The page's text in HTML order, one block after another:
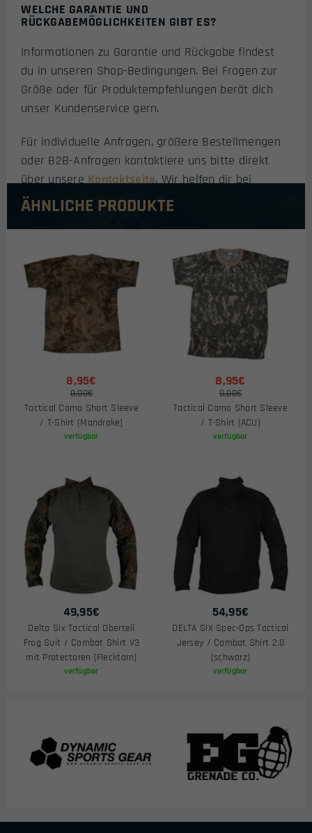
WELCHE GARANTIE UND
RÜCKGABEMÖGLICHKEITEN GIBT ES?
Informationen zu Garantie und Rückgabe findest
du in unseren Shop-Bedingungen. Bei Fragen zur
Größe oder für Produktempfehlungen berät dich
unser Kundenservice gern.
Für individuelle Anfragen, größere Bestellmengen
oder B2B-Anfragen kontaktiere uns bitte direkt
über unsereKontaktseite. Wir helfen dir bei
Größenwahl, Mengenrabatten und all deinen
ÄHNLICHE PRODUKTE
8,95€
0,00€
Tactical Camo Short Sleeve
/ T-Shirt (Mandrake)
verfügbar
8,95€
0,00€
Tactical Camo Short Sleeve
/ T-Shirt (ACU)
verfügbar
49,95€
Delta Six Tactical Oberteil
Frog Suit / Combat Shirt V3
mit Protectoren (Flecktarn)
verfügbar
54,95€
DELTA SIX Spec-Ops Tactical
Jersey / Combat Shirt 2.0
(schwarz)
verfügbar